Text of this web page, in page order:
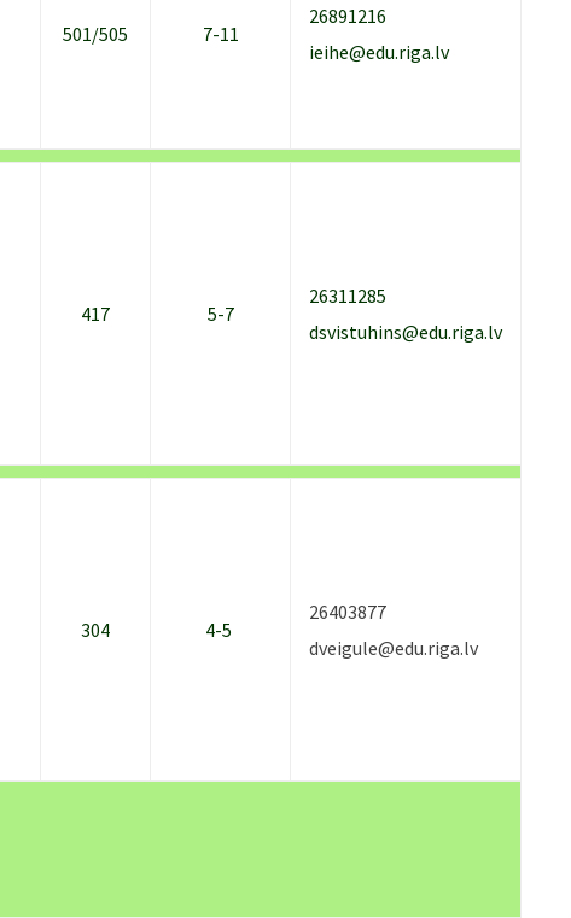
501/505 7-11
26891216
ieihe@edu.riga.lv
417 5-7
26311285
dsvistuhins@edu.riga.lv
304 4-5
26403877
dveigule@edu.riga.lv